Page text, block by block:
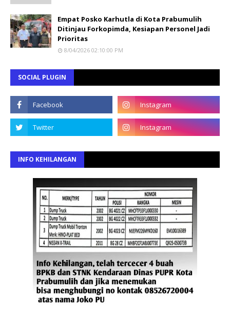
Empat Posko Karhutla di Kota Prabumulih
Ditinjau Forkopimda, Kesiapan Personel Jadi
Prioritas
8/04/2026 02:10:00 PM
SOCIAL PLUGIN
INFO KEHILANGAN